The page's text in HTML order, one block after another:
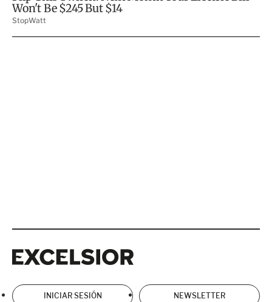
INICIAR SESIÓN NEWSLETTER